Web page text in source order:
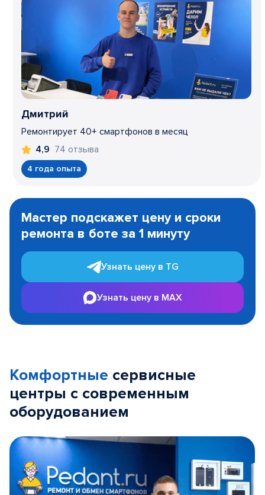
Дмитрий
Ремонтирует 40+ смартфонов в месяц
4,9 74 отзыва
4 года опыта
1
Мастер подскажет цену и сроки
ремонта в боте за 1 минуту
Узнать цену в TG
Узнать цену в MAX
Комфортные сервисные
центры с современным
оборудованием